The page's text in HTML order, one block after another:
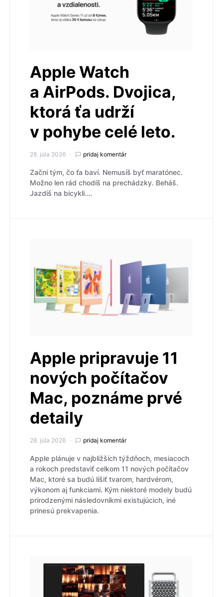
Apple Watch
a AirPods. Dvojica,
ktorá ťa udrží
v pohybe celé leto.
28. júla 2026 pridaj komentár
Začni tým, čo ťa baví. Nemusíš byť maratónec.
Možno len rád chodíš na prechádzky. Beháš.
Jazdíš na bicykli.…
Apple pripravuje 11
nových počítačov
Mac, poznáme prvé
detaily
28. júla 2026 pridaj komentár
Apple plánuje v najbližších týždňoch, mesiacoch
a rokoch predstaviť celkom 11 nových počítačov
Mac, ktoré sa budú líšiť tvarom, hardvérom,
výkonom aj funkciami. Kým niektoré modely budú
prirodzenými následovníkmi existujúcich, iné
prinesú prekvapenia.